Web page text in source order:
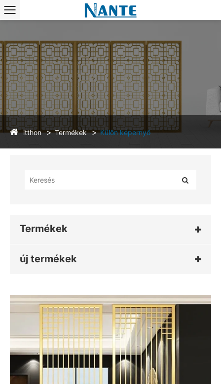
itthon Termékek Külön képernyő
Termékek
új termékek